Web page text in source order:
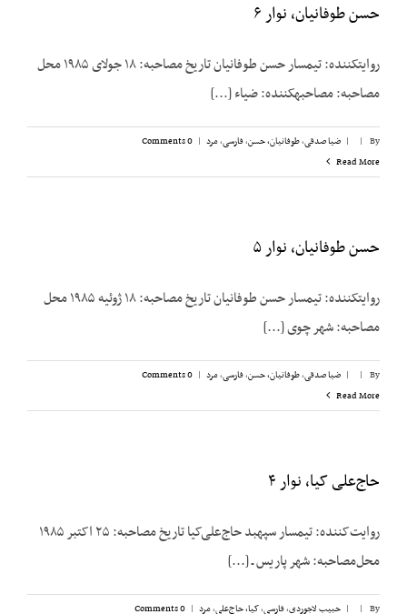
حسن طوفانیان، نوار ۶
روایت­کننده: تیمسار حسن طوفانیان تاریخ مصاحبه: ۱۸ جولای ۱۹۸۵ محل
مصاحبه: مصاحبه­کننده: ضیاء [...]
By
|
| ضیا صدقی,طوفانیان، حسن,فارسی,مرد |
0 Comments
Read More
حسن طوفانیان، نوار ۵
روایت­کننده: تیمسار حسن طوفانیان تاریخ مصاحبه: ۱۸ ژوئیه ۱۹۸۵ محل
مصاحبه: شهر چوی [...]
By
|
| ضیا صدقی,طوفانیان، حسن,فارسی,مرد |
0 Comments
Read More
حاج‌علی کیا، نوار ۴
روایت‌کننده: تیمسار سپهبد حاج‌علی‌کیا تاریخ مصاحبه: ۲۵ اکتبر ۱۹۸۵
محل‌مصاحبه: شهر پاریس ـ [...]
By
|
| حبیب لاجوردی,فارسی,کیا، حاج‌علی,مرد |
0 Comments